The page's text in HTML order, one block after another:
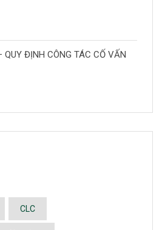
QUY ĐỊNH CÔNG TÁC CỐ VẤN
CLC